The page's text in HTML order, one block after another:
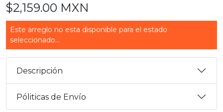
$2,159.00 MXN
Este arreglo no esta disponible para el estado
seleccionado...
Descripción
Póliticas de Envío